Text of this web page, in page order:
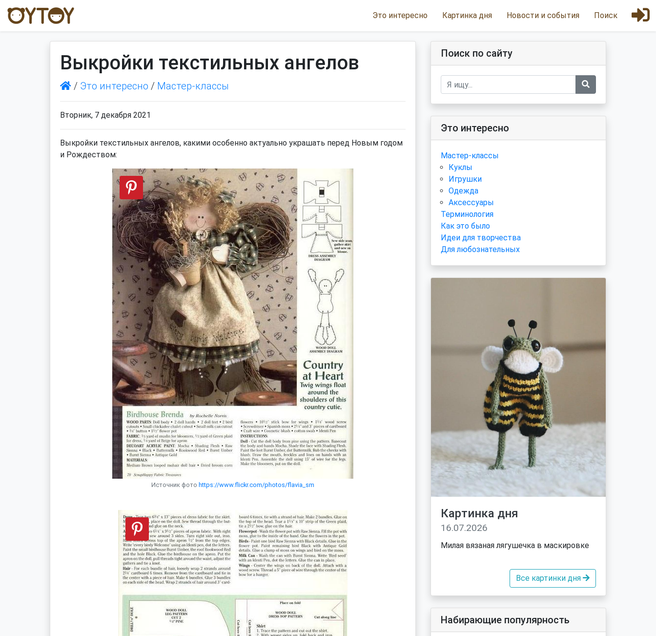
Это интересно Картинка дня Новости и события Поиск
Выкройки текстильных ангелов
/ Это интересно / Мастер-классы
Вторник, 7 декабря 2021
Выкройки текстильных ангелов, какими особенно актуально украшать перед Новым годом
и Рождеством:
Источник фото https://www.flickr.com/photos/flavia_sm
Поиск по сайту
Это интересно
Мастер-классы
Куклы
Игрушки
Одежда
Аксессуары
Терминология
Как это было
Идеи для творчества
Для любознательных
Картинка дня
16.07.2026
Милая вязаная лягушечка в маскировке
Все картинки дня
Набирающие популярность